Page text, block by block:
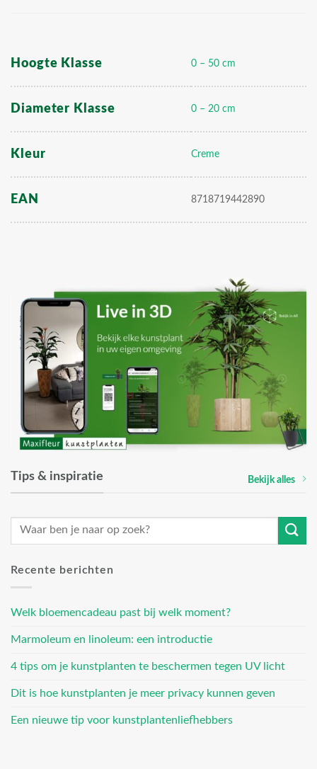
Hoogte Klasse 0 – 50 cm
Diameter Klasse 0 – 20 cm
Kleur Creme
EAN 8718719442890
Tips & inspiratie Bekijk alles
Recente berichten
Welk bloemencadeau past bij welk moment?
Marmoleum en linoleum: een introductie
4 tips om je kunstplanten te beschermen tegen UV licht
Dit is hoe kunstplanten je meer privacy kunnen geven
Een nieuwe tip voor kunstplantenliefhebbers